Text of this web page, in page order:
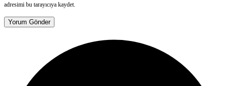
adresimi bu tarayıcıya kaydet.
Yorum Gönder